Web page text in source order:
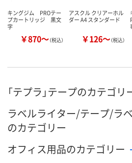
キングジム PROテー
プカートリッジ 黒文
字
￥870～（税込）
アスクル クリアーホル
ダー A4 スタンダード
￥126～（税込）
「テプラ」テープのカテゴリ
ラベルライター/テープ/ラ
のカテゴリー
オフィス用品のカテゴリー